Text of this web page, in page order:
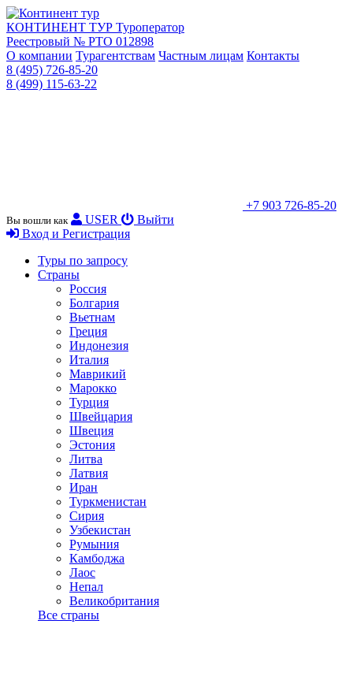
КОНТИНЕНТ ТУР Туроператор
Реестровый № РТО 012898
О компании Турагентствам Частным лицам Контакты
8 (495) 726-85-20
8 (499) 115-63-22
+7 903 726-85-20
Вы вошли как USER
Выйти
Вход и Регистрация
Туры по запросу
Страны
Россия
Болгария
Вьетнам
Греция
Индонезия
Италия
Маврикий
Марокко
Турция
Швейцария
Швеция
Эстония
Литва
Латвия
Иран
Туркменистан
Сирия
Узбекистан
Румыния
Камбоджа
Лаос
Непал
Великобритания
Все страны